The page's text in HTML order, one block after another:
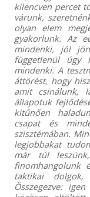
kilencven percet
várunk,
olyan elem
gyakorlunk. Az
mindenki, jól
függetlenül úgy
mindenki. A
áttörést, hogy
amit csinálunk,
állapotuk
kitűnően
csapat és
szisztémában.
legjobbakat
már túl
finomhangolunk
taktikai
Összegezve: